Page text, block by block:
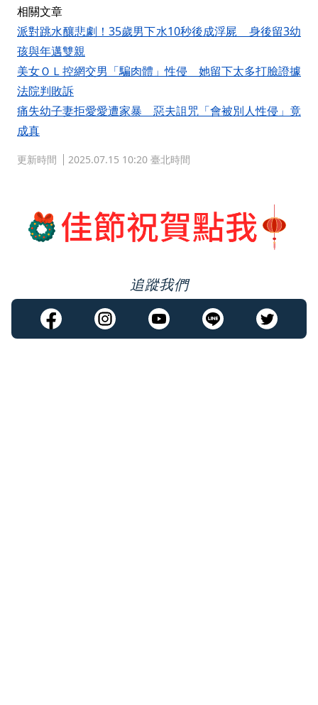
相關文章
派對跳水釀悲劇！35歲男下水10秒後成浮屍 身後留3幼
孩與年邁雙親
美女ＯＬ控網交男「騙肉體」性侵 她留下太多打臉證據
法院判敗訴
痛失幼子妻拒愛愛遭家暴 惡夫詛咒「會被別人性侵」竟
成真
更新時間 2025.07.15 10:20 臺北時間
追蹤我們